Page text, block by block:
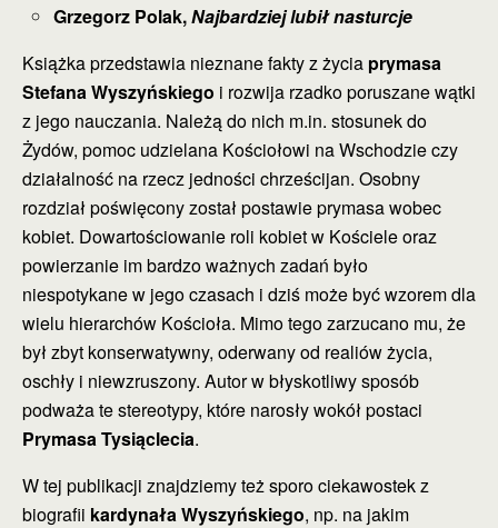
Grzegorz Polak,Najbardziej lubił nasturcje
Książka przedstawia nieznane fakty z życia prymasa
Stefana Wyszyńskiego i rozwija rzadko poruszane wątki
z jego nauczania. Należą do nich m.in. stosunek do
Żydów, pomoc udzielana Kościołowi na Wschodzie czy
działalność na rzecz jedności chrześcijan. Osobny
rozdział poświęcony został postawie prymasa wobec
kobiet. ­Dowartościowanie roli kobiet w Kościele oraz
powierzanie im bardzo ważnych zadań było
niespotykane w jego czasach i dziś może być wzorem dla
wielu hierarchów Kościoła. Mimo tego zarzucano mu, że
był zbyt konserwatywny, oderwany od realiów życia,
oschły i niewzruszony. Autor w błyskotliwy sposób
podważa te stereotypy, które narosły wokół postaci
Prymasa Tysiąclecia.
W tej publikacji znajdziemy też sporo ciekawostek z
biografii ­kardynała Wyszyńskiego, np. na jakim